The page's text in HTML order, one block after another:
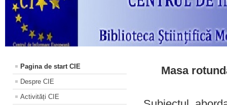
Pagina de start CIE
Despre CIE
Activități CIE
Masa